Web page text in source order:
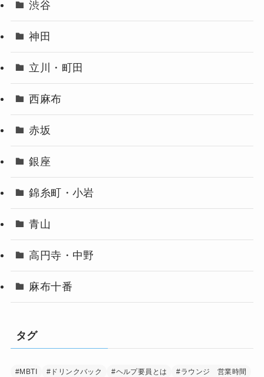
渋谷
神田
立川・町田
西麻布
赤坂
銀座
錦糸町・小岩
青山
高円寺・中野
麻布十番
タグ
#MBTI #ドリンクバック #ヘルプ要員とは
#ラウンジ 営業時間